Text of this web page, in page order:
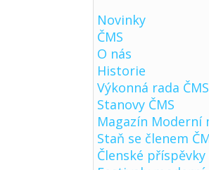
Novinky
ČMS
O nás
Historie
Výkonná rada ČMS
Stanovy ČMS
Magazín Moderní
Staň se členem
Členské příspěvky